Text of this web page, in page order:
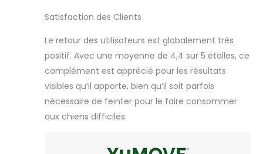
la vie des chiens
tout en
respectant
l’environnement.
Aidez votre chien
à bouger avec
Satisfaction des Clients
Le retour des utilisateurs est globalement très
positif. Avec une moyenne de 4,4 sur 5 étoiles, ce
complément est apprécié pour les résultats
visibles qu’il apporte, bien qu’il soit parfois
nécessaire de feinter pour le faire consommer
aux chiens difficiles.